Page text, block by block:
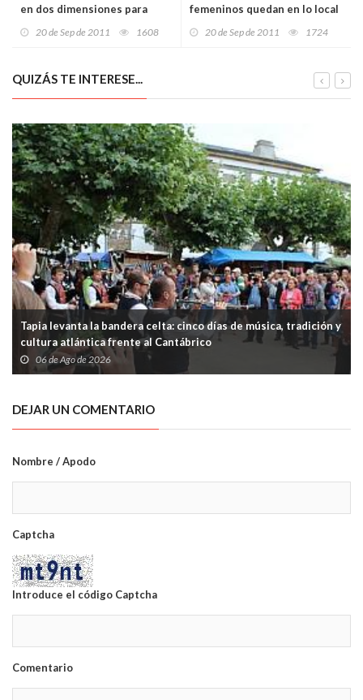
en dos dimensiones para
sonora de los objetos
20 de Sep de 2011 1608
femeninos quedan en lo local
subcategoría del deporte
20 de Sep de 2011 1724
QUIZÁS TE INTERESE...
Tapia levanta la bandera celta: cinco días de música, tradición y
cultura atlántica frente al Cantábrico
06 de Ago de 2026
DEJAR UN COMENTARIO
Nombre / Apodo
Captcha
Introduce el código Captcha
Comentario